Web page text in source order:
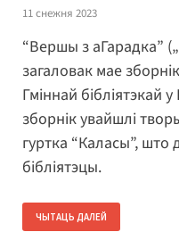
11 снежня 2023
“Вершы з аГарадка”
загаловак мае
Гміннай бібліятэкай
зборнік увайшлі
гуртка “Каласы”,
бібліятэцы.
ЧЫТАЦЬ ДАЛЕЙ